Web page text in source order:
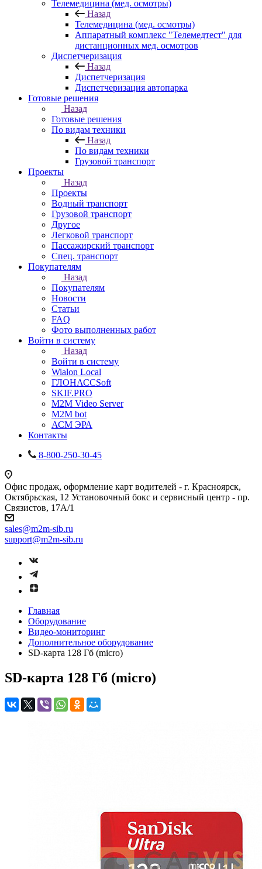
Телемедицина (мед. осмотры)
Назад
Телемедицина (мед. осмотры)
Аппаратный комплекс "Телемедтест" для
дистанционных мед. осмотров
Диспетчеризация
Назад
Диспетчеризация
Диспетчеризация автопарка
Готовые решения
Назад
Готовые решения
По видам техники
Назад
По видам техники
Грузовой транспорт
Проекты
Назад
Проекты
Водный транспорт
Грузовой транспорт
Другое
Легковой транспорт
Пассажирский транспорт
Спец. транспорт
Покупателям
Назад
Покупателям
Новости
Статьи
FAQ
Фото выполненных работ
Войти в систему
Назад
Войти в систему
Wialon Local
ГЛОНАССSoft
SKIF.PRO
M2M Video Server
М2М bot
АСМ ЭРА
Контакты
8-800-250-30-45
Офис продаж, оформление карт водителей - г. Красноярск,
Октябрьская, 12 Установочный бокс и сервисный центр - пр.
Связистов, 17А/1
sales@m2m-sib.ru
support@m2m-sib.ru
Главная
Оборудование
Видео-мониторинг
Дополнительное оборудование
SD-карта 128 Гб (micro)
SD-карта 128 Гб (micro)